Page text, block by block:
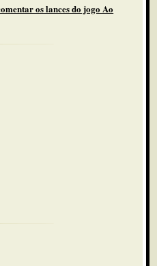
os lances do jogo Ao